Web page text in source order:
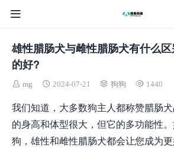
雄性腊肠犬与雌性腊肠犬有什么
的好?
mg 2024-07-21 狗狗 1440
我们知道，大多数狗主人都称赞腊肠
的身高和体型很大，但它的多功能性
狗，雄性和雌性腊肠犬都会让您成为更